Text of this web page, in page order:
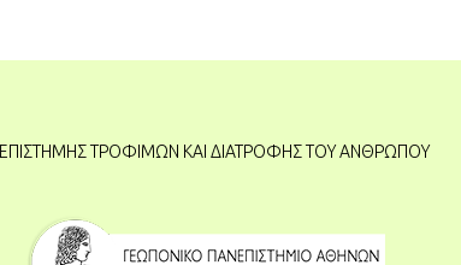
ΕΠΙΣΤΉΜΗΣ ΤΡΟΦΊΜΩΝ ΚΑΙ ΔΙΑΤΡΟΦΉΣ ΤΟΥ ΑΝΘΡΏΠΟΥ